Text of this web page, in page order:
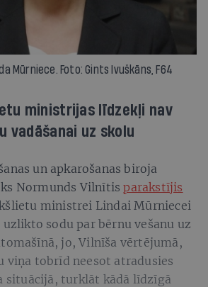
Mūrniece. Foto: Gints Ivuškāns, F64
ministrijas līdzekļi nav
vadāšanai uz skolu
un apkarošanas biroja
Normunds Vilnītisparakstījis
ministrei Lindai Mūrniecei
sodu par bērnu vešanu uz
jo, Vilnīša vērtējumā,
viņa tobrīd neesot atradusies
situācijā, turklāt kādā līdzīgā